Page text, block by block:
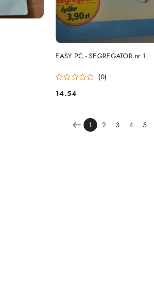
EASY PC - SEGREGATOR nr 1
(0)
Cena:
14.54
DO KOSZYKA
1 2 3 4 5